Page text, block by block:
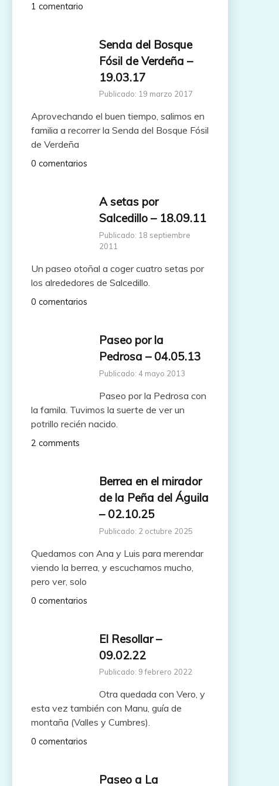
1 comentario
Senda del Bosque
Fósil de Verdeña –
19.03.17
Publicado: 19 marzo 2017
Aprovechando el buen tiempo, salimos en
familia a recorrer la Senda del Bosque Fósil
de Verdeña
0 comentarios
A setas por
Salcedillo – 18.09.11
Publicado: 18 septiembre
2011
Un paseo otoñal a coger cuatro setas por
los alrededores de Salcedillo.
0 comentarios
Paseo por la
Pedrosa – 04.05.13
Publicado: 4 mayo 2013
Paseo por la Pedrosa con
la famila. Tuvimos la suerte de ver un
potrillo recién nacido.
2 comments
Berrea en el mirador
de la Peña del Águila
– 02.10.25
Publicado: 2 octubre 2025
Quedamos con Ana y Luis para merendar
viendo la berrea, y escuchamos mucho,
pero ver, solo
0 comentarios
El Resollar –
09.02.22
Publicado: 9 febrero 2022
Otra quedada con Vero, y
esta vez también con Manu, guía de
montaña (Valles y Cumbres).
0 comentarios
Paseo a La